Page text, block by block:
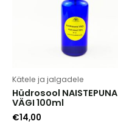
Kätele ja jalgadele
Hüdrosool NAISTEPUNA
VÄGI 100ml
€14,00